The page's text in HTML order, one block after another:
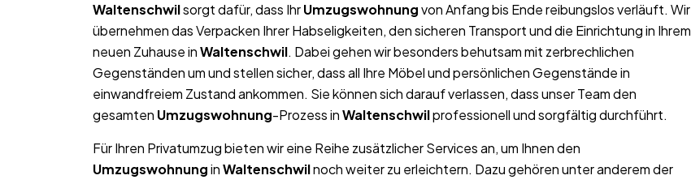
Waltenschwilsorgt dafür, dass IhrUmzugswohnungvon Anfang bis Ende reibungslos verläuft. Wir
übernehmen das Verpacken Ihrer Habseligkeiten, den sicheren Transport und die Einrichtung in Ihrem
neuen Zuhause inWaltenschwil. Dabei gehen wir besonders behutsam mit zerbrechlichen
Gegenständen um und stellen sicher, dass all Ihre Möbel und persönlichen Gegenstände in
einwandfreiem Zustand ankommen. Sie können sich darauf verlassen, dass unser Team den
gesamten Umzugswohnung-Prozess inWaltenschwilprofessionell und sorgfältig durchführt.
Für Ihren Privatumzug bieten wir eine Reihe zusätzlicher Services an, um Ihnen den
UmzugswohnunginWaltenschwilnoch weiter zu erleichtern. Dazu gehören unter anderem der